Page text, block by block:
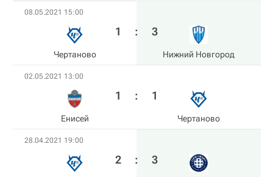
08.05.2021 15:00
Чертаново
1 : 3
Нижний Новгород
02.05.2021 13:00
Енисей
1 : 1
Чертаново
28.04.2021 19:00
2 : 3